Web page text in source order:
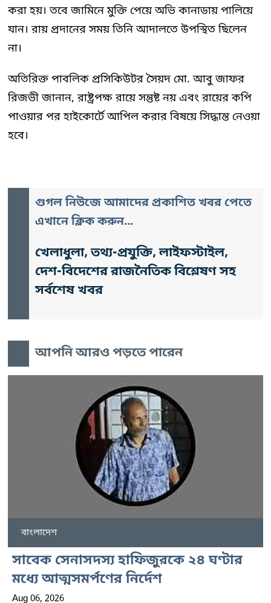
করা হয়। তবে জামিনে মুক্তি পেয়ে অভি কানাডায় পালিয়ে
যান। রায় প্রদানের সময় তিনি আদালতে উপস্থিত ছিলেন
না।
অতিরিক্ত পাবলিক প্রসিকিউটর সৈয়দ মো. আবু জাফর
রিজভী জানান, রাষ্ট্রপক্ষ রায়ে সন্তুষ্ট নয় এবং রায়ের কপি
পাওয়ার পর হাইকোর্টে আপিল করার বিষয়ে সিদ্ধান্ত নেওয়া
হবে।
গুগল নিউজে আমাদের প্রকাশিত খবর পেতে
এখানে ক্লিক করুন...
খেলাধুলা, তথ্য-প্রযুক্তি, লাইফস্টাইল,
দেশ-বিদেশের রাজনৈতিক বিশ্লেষণ সহ
সর্বশেষ খবর
আপনি আরও পড়তে পারেন
বাংলাদেশ
সাবেক সেনাসদস্য হাফিজুরকে ২৪ ঘণ্টার
মধ্যে আত্মসমর্পণের নির্দেশ
Aug 06, 2026